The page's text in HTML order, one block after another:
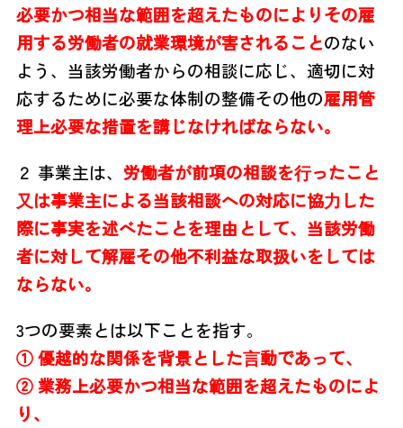
必要かつ相当な範囲を超えたものによりその雇
用する労働者の就業環境が害されることのない
よう、 当該労働者からの相談に応じ、適切に対
応するために必要な体制の整備その他の雇用管
理上必要な措置を講じなければならない。
２ 事業主は、 労働者が前項の相談を⾏ったこと
⼜は事業主による当該相談への対応に協⼒した
際に事実を述べたことを理由として、当該労働
者に対して解雇その他不利益な取扱いをしては
ならない。
3つの要素とは以下ことを指す。
① 優越的な関係を背景とした⾔動であって、
② 業務上必要かつ相当な範囲を超えたものによ
り、